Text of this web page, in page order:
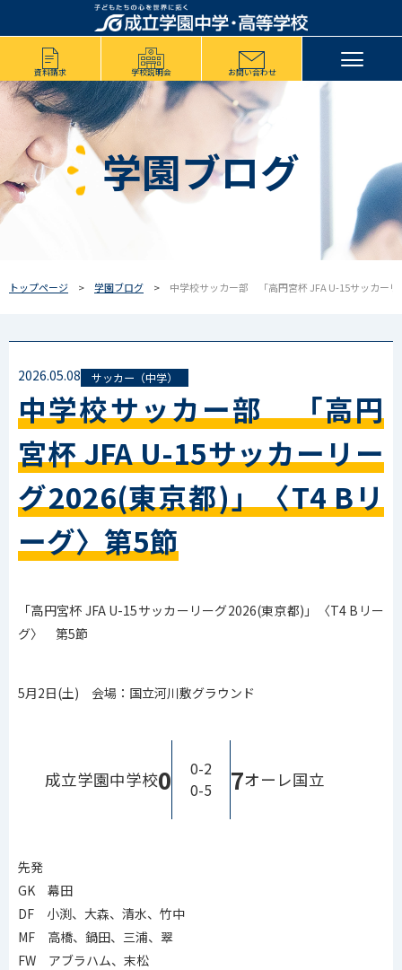
資料請求 学校説明会 お問い合わせ
学園ブログ
トップページ 学園ブログ 中学校サッカー部 「高円宮杯 JFA U-15サッカー
2026.05.08 サッカー（中学）
中学校サッカー部 「高円
宮杯 JFA U-15サッカーリー
グ2026(東京都)」〈T4 Bリ
ーグ〉第5節
「高円宮杯 JFA U-15サッカーリーグ2026(東京都)」〈T4 Bリー
グ〉 第5節
5月2日(土) 会場：国立河川敷グラウンド
成立学園中学校0
0-2
0-5
7オーレ国立
先発
GK 幕田
DF 小渕、大森、清水、竹中
MF 高橋、鍋田、三浦、翠
FW アブラハム、末松